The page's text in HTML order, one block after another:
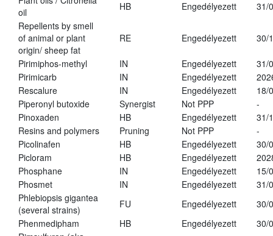
oil
HB Engedélyezett
31/
Repellents by smell
of animal or plant
origin/ sheep fat
RE Engedélyezett 30/
Pirimiphos-methyl IN Engedélyezett
31/
Pirimicarb
IN Engedélyezett
Rescalure
IN Engedélyezett
18/
Piperonyl butoxide
Synergist Not PPP
-
Pinoxaden
HB Engedélyezett
31/
Resins and polymers
Pruning Not PPP
-
Picolinafen
HB Engedélyezett
30/
Picloram
HB Engedélyezett
Phosphane
IN Engedélyezett
15/
Phosmet
IN Engedélyezett
31/
Phlebiopsis gigantea
(several strains)
FU Engedélyezett
30/
Phenmedipham
HB Engedélyezett
30/